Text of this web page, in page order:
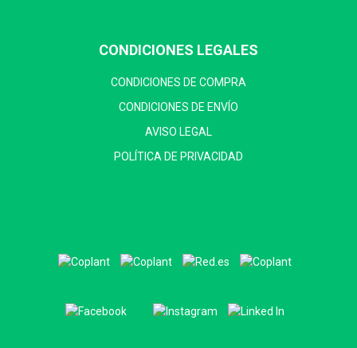
CONDICIONES LEGALES
CONDICIONES DE COMPRA
CONDICIONES DE ENVÍO
AVISO LEGAL
POLÍTICA DE PRIVACIDAD